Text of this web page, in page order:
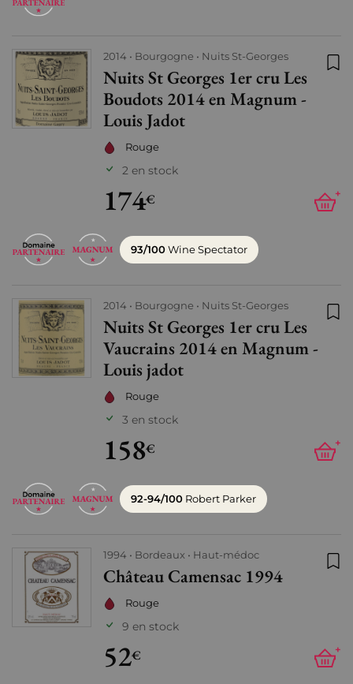
2014 Bourgogne Nuits St-Georges
Nuits St Georges 1er cru Les
Boudots 2014 en Magnum -
Louis Jadot
Rouge
2 en stock
174€ +
93/100Wine Spectator
2014 Bourgogne Nuits St-Georges
Nuits St Georges 1er cru Les
Vaucrains 2014 en Magnum -
Louis jadot
Rouge
3 en stock
158€ +
92-94/100 Robert Parker
1994 Bordeaux Haut-médoc
Château Camensac 1994
Rouge
9 en stock
52€ +